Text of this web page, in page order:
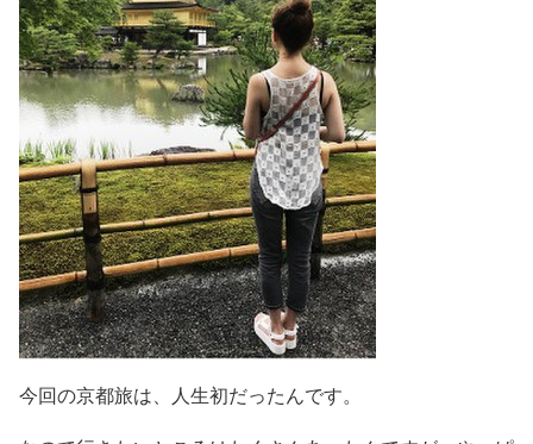
今回の京都旅は、人生初だったんです。